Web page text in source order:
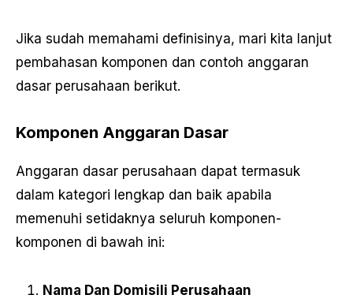
Jika sudah memahami definisinya, mari kita lanjut
pembahasan komponen dan contoh anggaran
dasar perusahaan berikut.
Komponen Anggaran Dasar
Anggaran dasar perusahaan dapat termasuk
dalam kategori lengkap dan baik apabila
memenuhi setidaknya seluruh komponen-
komponen di bawah ini:
Nama Dan Domisili Perusahaan